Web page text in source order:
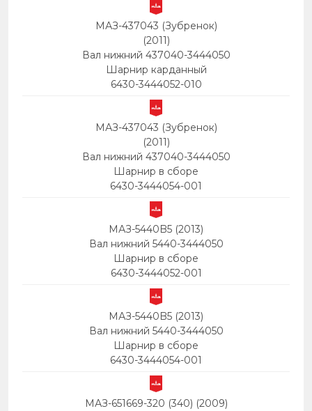
МАЗ-437043 (Зубренок)
(2011)
Вал нижний 437040-3444050
Шарнир карданный
6430-3444052-010
МАЗ-437043 (Зубренок)
(2011)
Вал нижний 437040-3444050
Шарнир в сборе
6430-3444054-001
МАЗ-5440B5 (2013)
Вал нижний 5440-3444050
Шарнир в сборе
6430-3444052-001
МАЗ-5440B5 (2013)
Вал нижний 5440-3444050
Шарнир в сборе
6430-3444054-001
МАЗ-651669-320 (340) (2009)